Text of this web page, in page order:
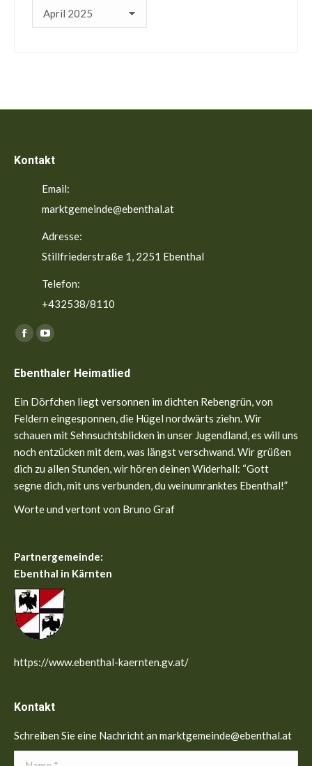
ältere
Kontakt
Email:
marktgemeinde@ebenthal.at
Adresse:
Stillfriederstraße 1, 2251 Ebenthal
Telefon:
+432538/8110
Finden Sie uns auf:
Facebook
opens
in
new
window
YouTube
opens
in
new
window
Ebenthaler Heimatlied
Ein Dörfchen liegt versonnen im dichten Rebengrün, von
Feldern eingesponnen, die Hügel nordwärts ziehn. Wir
schauen mit Sehnsuchtsblicken in unser Jugendland, es will uns
noch entzücken mit dem, was längst verschwand. Wir grüßen
dich zu allen Stunden, wir hören deinen Widerhall: “Gott
segne dich, mit uns verbunden, du weinumranktes Ebenthal!”
Worte und vertont von Bruno Graf
Partnergemeinde:
Ebenthal in Kärnten
https://www.ebenthal-kaernten.gv.at/
Kontakt
Schreiben Sie eine Nachricht an marktgemeinde@ebenthal.at
Name *